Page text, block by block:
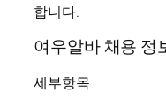
합니다.
여우알바 채용 정
세부항목